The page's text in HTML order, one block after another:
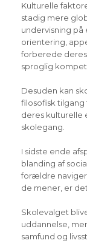
Kulturelle
stadig mere
undervisning på
orientering,
forberede
sproglig
Desuden kan
filosofisk
deres kulturelle
skolegang.
I sidste ende
blanding af
forældre
de mener, er
Skolevalget
uddannelse,
samfund og